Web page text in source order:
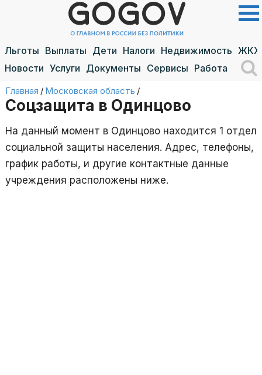
Льготы Выплаты Дети Налоги Недвижимость ЖКХ
Новости Услуги Документы Сервисы Работа
Главная / Московская область /
Соцзащита в Одинцово
На данный момент в Одинцово находится 1 отдел
социальной защиты населения. Адрес, телефоны,
график работы, и другие контактные данные
учреждения расположены ниже.